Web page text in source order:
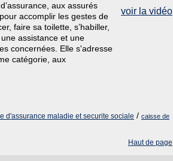
voir la vidéo
aux assurés
accomplir les gestes de
faire sa toilette, s’habiller,
assistance et une
concernées. Elle s'adresse
catégorie, aux
d'assurance maladie et securite sociale / caisse de
Haut de page